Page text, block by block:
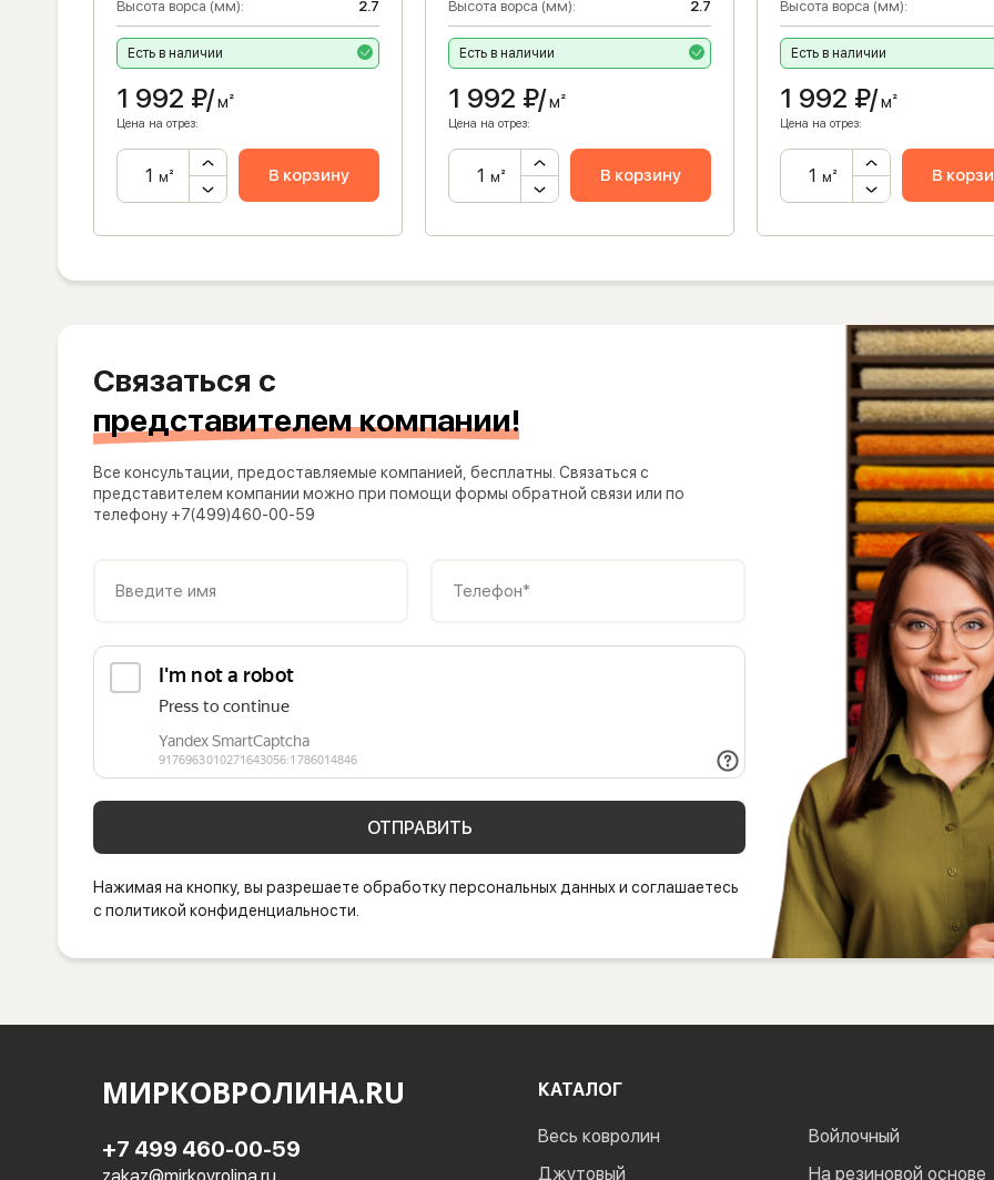
Высота ворса (мм): 2.7
Есть в наличии
1 992 ₽/м²
Цена на отрез:
м² В корзину
Высота ворса (мм): 2.7
Есть в наличии
1 992 ₽/м²
Цена на отрез:
м² В корзину
Высота ворса (мм):
Есть в наличии
1 992 ₽/м²
Цена на отрез:
м² В
Связаться с
представителем компании!
Все консультации, предоставляемые компанией, бесплатны. Связаться с
представителем компании можно при помощи формы обратной связи или по
телефону +7(499)460-00-59
Введите имя Телефон*
ОТПРАВИТЬ
Нажимая на кнопку, вы разрешаете обработку персональных данных и соглашаетесь
с политикой конфиденциальности.
МИРКОВРОЛИНА.RU
+7 499 460-00-59
КАТАЛОГ
Весь ковролин
Джутовый
Войлочный
На резиновой основе